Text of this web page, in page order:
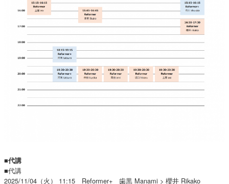
■代講
■代講
2025/11/04（火） 11:15 Reformer+ 歯黒 Manami > 櫻井 Rikako